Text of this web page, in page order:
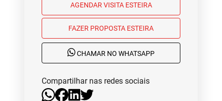
AGENDAR VISITA ESTEIRA
FAZER PROPOSTA ESTEIRA
CHAMAR NO WHATSAPP
Compartilhar nas redes sociais